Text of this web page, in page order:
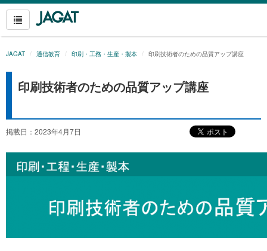
JAGAT 通信教育 印刷・工務・生産・製本 印刷技術者のための品質アップ講座
印刷技術者のための品質アップ講座
掲載日：2023年4月7日